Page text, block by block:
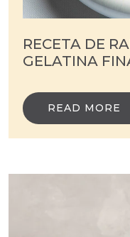
RECETA DE
GELATINA
READ MORE